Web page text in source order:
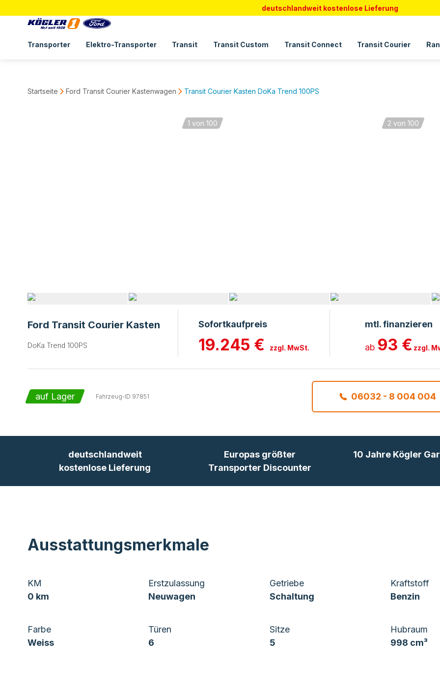
deutschlandweit kostenlose Lieferung
Transporter Elektro-Transporter Transit Transit Custom Transit Connect Transit Courier
Startseite Ford Transit Courier Kastenwagen Transit Courier Kasten DoKa Trend 100PS
2 von 100
1 von 100
Ford Transit Courier Kasten
DoKa Trend 100PS
Sofortkaufpreis
19.245 € zzgl. MwSt.
mtl. finanzieren
ab 93 € zzgl.
auf Lager Fahrzeug-ID 97851 06032 - 8 004 004
deutschlandweit
kostenlose Lieferung
Europas größter
Transporter Discounter
10 Jahre Kögler
Ausstattungsmerkmale
KM
0 km
Erstzulassung
Neuwagen
Getriebe
Schaltung
Kraftstoff
Benzin
Farbe
Weiss
Türen
6
Sitze
5
Hubraum
998 cm³